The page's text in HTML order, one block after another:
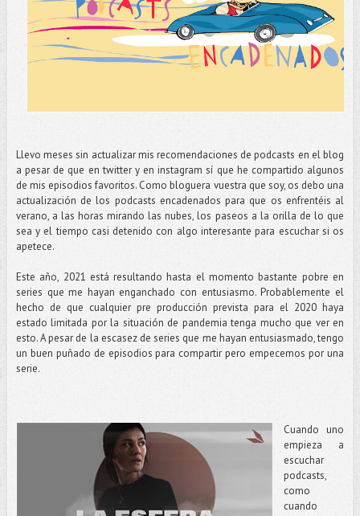
Llevo meses sin actualizar mis recomendaciones de podcasts en el blog
a pesar de que en twitter y en instagram sí que he compartido algunos
de mis episodios favoritos. Como bloguera vuestra que soy, os debo una
actualización de los podcasts encadenados para que os enfrentéis al
verano, a las horas mirando las nubes, los paseos a la orilla de lo que
sea y el tiempo casi detenido con algo interesante para escuchar si os
apetece.
Este año, 2021 está resultando hasta el momento bastante pobre en
series que me hayan enganchado con entusiasmo. Probablemente el
hecho de que cualquier pre producción prevista para el 2020 haya
estado limitada por la situación de pandemia tenga mucho que ver en
esto. A pesar de la escasez de series que me hayan entusiasmado, tengo
un buen puñado de episodios para compartir pero empecemos por una
serie.
Cuando uno
empieza a
escuchar
podcasts,
como
cuando